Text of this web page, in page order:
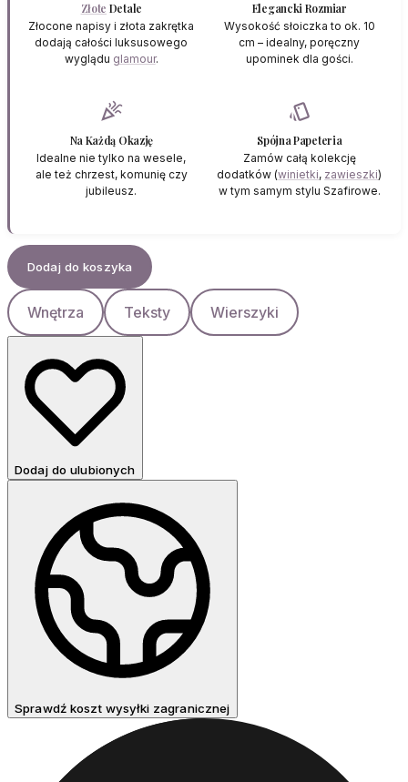
Złote Detale
Złocone napisy i złota zakrętka
dodają całości luksusowego
wyglądu glamour.
Elegancki Rozmiar
Wysokość słoiczka to ok. 10
cm – idealny, poręczny
upominek dla gości.
celebration
Na Każdą Okazję
Idealne nie tylko na wesele,
ale też chrzest, komunię czy
jubileusz.
style
Spójna Papeteria
Zamów całą kolekcję
dodatków (winietki, zawieszki)
w tym samym stylu Szafirowe.
Dodaj do koszyka
Wnętrza Teksty Wierszyki
Dodaj do ulubionych
Sprawdź koszt wysyłki zagranicznej